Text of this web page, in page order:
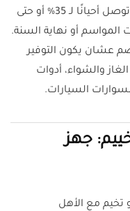
على كل أقسام المتجر. تلقى خصومات توصل أحيانًا لـ 35% أو حتى
أو نهاية السنة.
عشان يكون التوفير
والشواء، أدوات
السيارات.
جهز
تخيم مع الأهل